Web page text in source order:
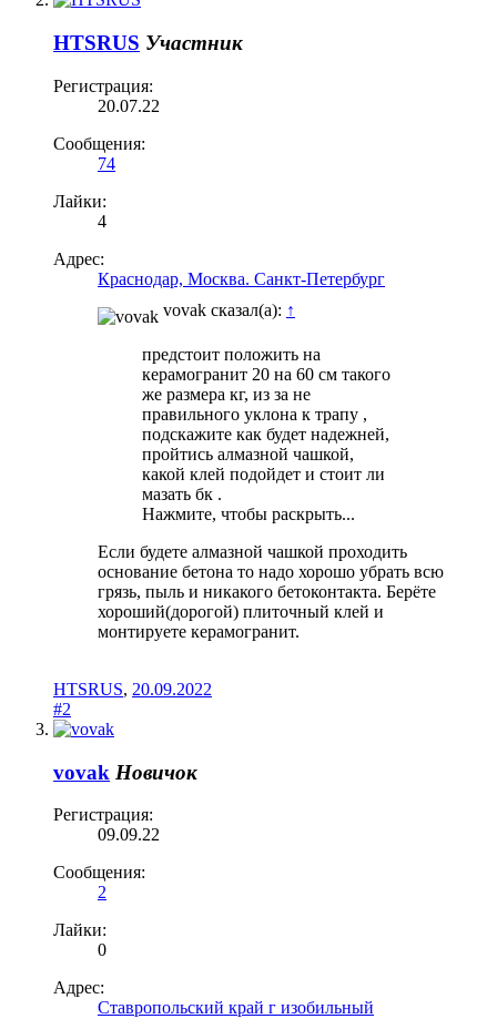
HTSRUS Участник
Регистрация:
20.07.22
Сообщения:
74
Лайки:
4
Адрес:
Краснодар, Москва. Санкт-Петербург
vovak сказал(а): ↑
предстоит положить на
керамогранит 20 на 60 см такого
же размера кг, из за не
правильного уклона к трапу ,
подскажите как будет надежней,
пройтись алмазной чашкой,
какой клей подойдет и стоит ли
мазать бк .
Нажмите, чтобы раскрыть...
Если будете алмазной чашкой проходить
основание бетона то надо хорошо убрать всю
грязь, пыль и никакого бетоконтакта. Берёте
хороший(дорогой) плиточный клей и
монтируете керамогранит.
HTSRUS, 20.09.2022
#2
vovak Новичок
Регистрация:
09.09.22
Сообщения:
2
Лайки:
0
Адрес:
Ставропольский край г изобильный